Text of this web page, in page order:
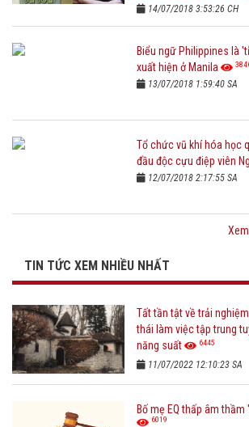
14/07/2018 3:53:26 CH
Biểu ngữ Philippines là
xuất hiện ở Manila
13/07/2018 1:59:40 SA
Tổ chức vũ khí hóa học
đầu độc cựu điệp viên
12/07/2018 2:17:55 SA
TIN TỨC XEM NHIỀU NHẤT
Tất tần tật về trải
thái làm việc tập trung
năng suất
6445
11/07/2022 12:10:23 SA
Bố mẹ EQ thấp âm
6019